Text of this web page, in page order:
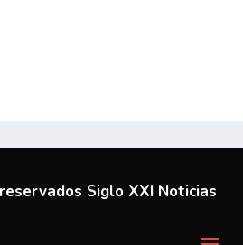
Siglo XXI Noticias